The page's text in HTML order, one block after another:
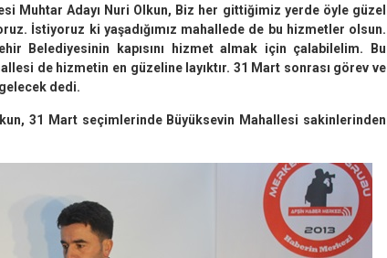
Muhtar Adayı Nuri Olkun, Biz her gittiğimiz yerde öyle güzel
İstiyoruz ki yaşadığımız mahallede de bu hizmetler olsun.
Belediyesinin kapısını hizmet almak için çalabilelim. Bu
de hizmetin en güzeline layıktır. 31 Mart sonrası görev ve
dedi.
31 Mart seçimlerinde Büyüksevin Mahallesi sakinlerinden